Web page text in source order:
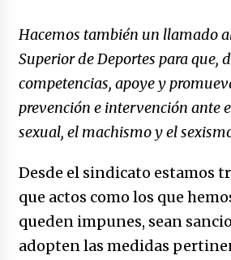
Hacemos también un llamado
Superior de Deportes para que,
competencias, apoye y
prevención e intervención ante
sexual, el machismo y el
Desde el sindicato estamos
que actos como los que
queden impunes, sean
adopten las medidas